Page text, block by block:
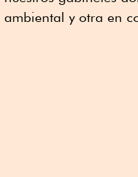
ambiental y otra en